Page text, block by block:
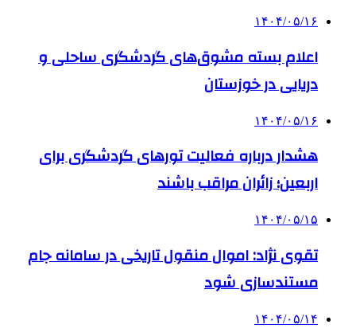
۱۴۰۴/۰۵/۱۶
اعلام بسته مشوق‌های گردشگری ساحلی و
دریایی در خوزستان
۱۴۰۴/۰۵/۱۶
هشدار درباره فعالیت تورهای گردشگری برای
اربعین؛ زائران مراقب باشند
۱۴۰۴/۰۵/۱۵
تقوی نژاد: اموال منقول تاریخی در سامانه جام
مستندسازی شود
۱۴۰۴/۰۵/۱۴